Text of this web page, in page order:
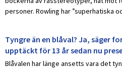
personer. Rowling har ”superhatiska
Tyngre än en blåval? Ja, säger
upptäckt för 13 år sedan nu
Blåvalen har länge ansetts vara det